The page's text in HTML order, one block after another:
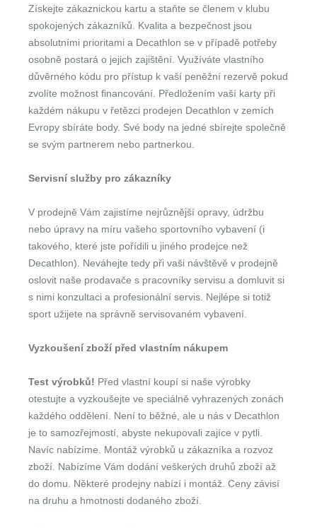
Získejte zákaznickou kartu a staňte se členem v klubu
spokojených zákazníků. Kvalita a bezpečnost jsou
absolutními prioritami a Decathlon se v případě potřeby
osobně postará o jejich zajištění. Využíváte vlastního
důvěrného kódu pro přístup k vaší peněžní rezervě pokud
zvolíte možnost financování. Předložením vaší karty při
každém nákupu v řetězci prodejen Decathlon v zemích
Evropy sbíráte body. Své body na jedné sbírejte společně
se svým partnerem nebo partnerkou.
Servisní služby pro zákazníky
V prodejně Vám zajistíme nejrůznější opravy, údržbu
nebo úpravy na míru vašeho sportovního vybavení (i
takového, které jste pořídili u jiného prodejce než
Decathlon). Neváhejte tedy při vaši návštěvě v prodejně
oslovit naše prodavače s pracovníky servisu a domluvit si
s nimi konzultaci a profesionální servis. Nejlépe si totiž
sport užijete na správně servisovaném vybavení.
Vyzkoušení zboží před vlastním nákupem
Test výrobků! Před vlastní koupí si naše výrobky
otestujte a vyzkoušejte ve speciálně vyhrazených zonách
každého oddělení. Není to běžné, ale u nás v Decathlon
je to samozřejmostí, abyste nekupovali zajíce v pytli.
Navíc nabízíme. Montáž výrobků u zákazníka a rozvoz
zboží. Nabízíme Vám dodání veškerých druhů zboží až
do domu. Některé prodejny nabízí i montáž. Ceny závisí
na druhu a hmotnosti dodaného zboží.